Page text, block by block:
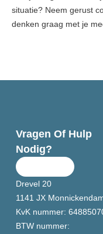
situatie? Neem gerust
denken graag met je
Vragen Of Hulp
Nodig?
Drevel 20
1141 JX
KvK nummer:
BTW nummer: